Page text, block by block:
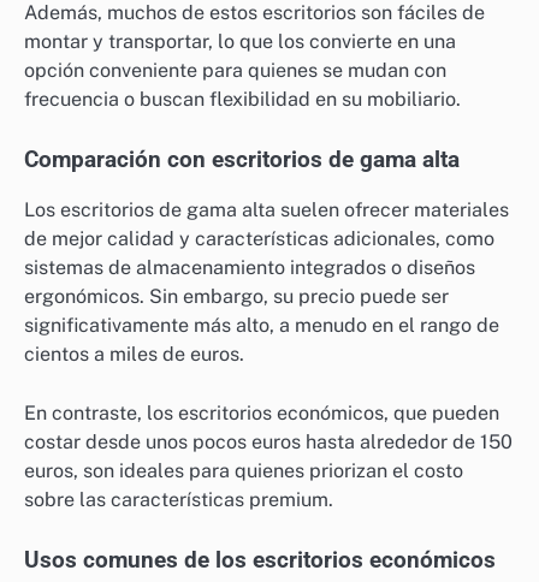
Además, muchos de estos escritorios son fáciles de
montar y transportar, lo que los convierte en una
opción conveniente para quienes se mudan con
frecuencia o buscan flexibilidad en su mobiliario.
Comparación con escritorios de gama alta
Los escritorios de gama alta suelen ofrecer materiales
de mejor calidad y características adicionales, como
sistemas de almacenamiento integrados o diseños
ergonómicos. Sin embargo, su precio puede ser
significativamente más alto, a menudo en el rango de
cientos a miles de euros.
En contraste, los escritorios económicos, que pueden
costar desde unos pocos euros hasta alrededor de 150
euros, son ideales para quienes priorizan el costo
sobre las características premium.
Usos comunes de los escritorios económicos